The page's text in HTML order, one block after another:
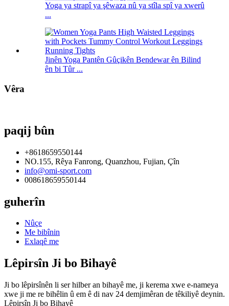
Yoga ya strapî ya şêwaza nû ya stîla spî ya xwerû
...
Jinên Yoga Pantên Gûçikên Bendewar ên Bilind
ên bi Tûr ...
Vêra
paqij bûn
+8618659550144
NO.155, Rêya Fanrong, Quanzhou, Fujian, Çîn
info@omi-sport.com
008618659550144
guherîn
Nûçe
Me bibînin
Exlaqê me
Lêpirsîn Ji bo Bihayê
Ji bo lêpirsînên li ser hilber an bihayê me, ji kerema xwe e-nameya
xwe ji me re bihêlin û em ê di nav 24 demjimêran de têkiliyê deynin.
Lêpirsîn Ji bo Bihayê